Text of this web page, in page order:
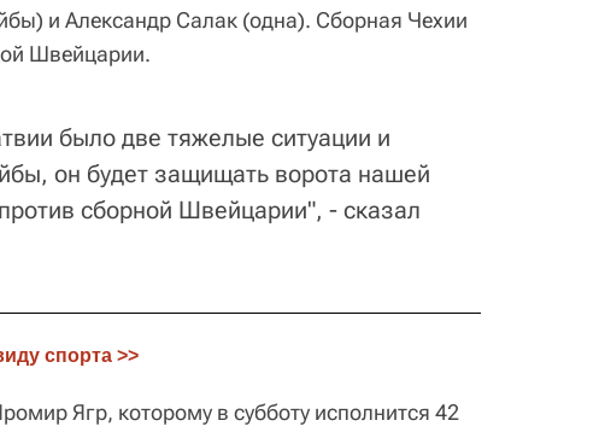
и Александр Салак (одна). Сборная Чехии
Швейцарии.
было две тяжелые ситуации и
он будет защищать ворота нашей
сборной Швейцарии", - сказал
спорта >>
Ягр, которому в субботу исполнится 42